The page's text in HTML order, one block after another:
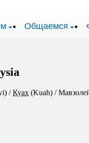
Общаемся
/Куах (Kuah) /